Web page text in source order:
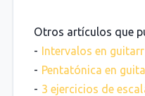
Otros artículos que
- Intervalos en
- Pentatónica en
- 3 ejercicios de